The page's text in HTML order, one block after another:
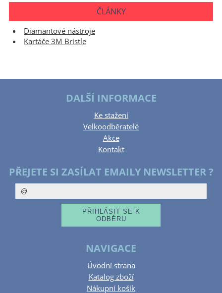
ČLÁNKY
Diamantové nástroje
Kartáče 3M Bristle
DALŠÍ INFORMACE
Ke stažení
Velkoodběratelé
Akce
Kontakt
PŘEJETE SI ZASÍLAT EMAILY NEWSLETTER ?
NAVIGACE
Úvodní strana
Katalog zboží
Nákupní košík